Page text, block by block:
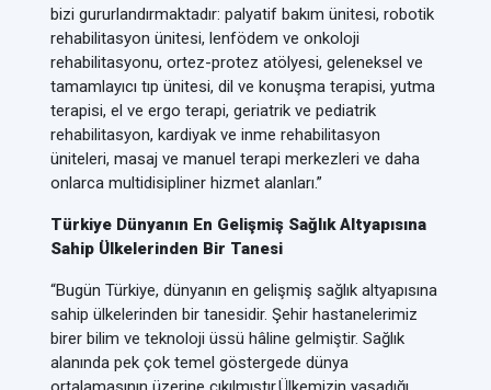
bizi gururlandırmaktadır: palyatif bakım ünitesi, robotik
rehabilitasyon ünitesi, lenfödem ve onkoloji
rehabilitasyonu, ortez-protez atölyesi, geleneksel ve
tamamlayıcı tıp ünitesi, dil ve konuşma terapisi, yutma
terapisi, el ve ergo terapi, geriatrik ve pediatrik
rehabilitasyon, kardiyak ve inme rehabilitasyon
üniteleri, masaj ve manuel terapi merkezleri ve daha
onlarca multidisipliner hizmet alanları.”
Türkiye Dünyanın En Gelişmiş Sağlık Altyapısına
Sahip Ülkelerinden Bir Tanesi
“Bugün Türkiye, dünyanın en gelişmiş sağlık altyapısına
sahip ülkelerinden bir tanesidir. Şehir hastanelerimiz
birer bilim ve teknoloji üssü hâline gelmiştir. Sağlık
alanında pek çok temel göstergede dünya